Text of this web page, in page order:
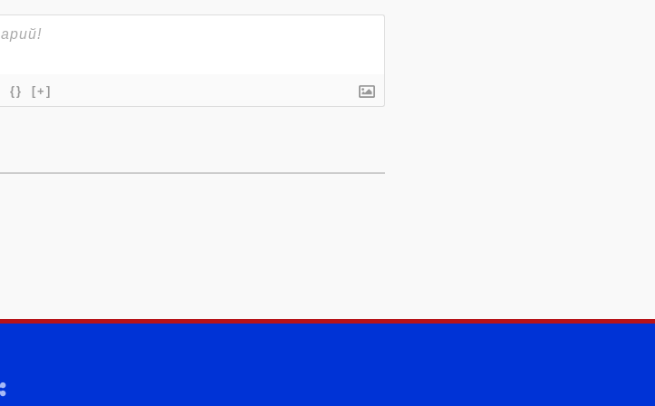
{} [+]